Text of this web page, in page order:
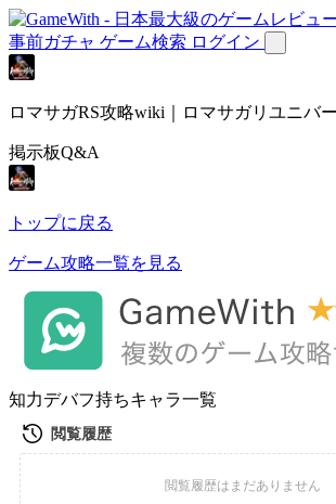
事前ガチャ ゲーム検索 ログイン
ロマサガRS攻略wiki｜ロマサガリユニバ
掲示板Q&A
トップに戻る
ゲーム攻略一覧を見る
知力デバフ持ちキャラ一覧